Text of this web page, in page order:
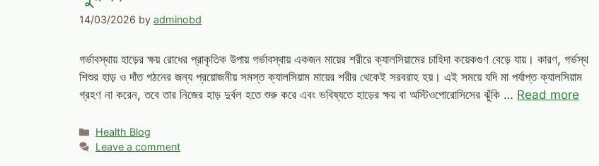
14/03/2026 by adminobd
গর্ভাবস্থায় হাড়ের ক্ষয় রোধের প্রাকৃতিক উপায় গর্ভাবস্থায় একজন মায়ের শরীরে ক্যালসিয়ামের চাহিদা কয়েকগুণ বেড়ে যায়। কারণ, গর্ভস্থ
শিশুর হাড় ও দাঁত গঠনের জন্য প্রয়োজনীয় সমস্ত ক্যালসিয়াম মায়ের শরীর থেকেই সরবরাহ হয়। এই সময়ে যদি মা পর্যাপ্ত ক্যালসিয়াম
গ্রহণ না করেন, তবে তার নিজের হাড় দুর্বল হতে শুরু করে এবং ভবিষ্যতে হাড়ের ক্ষয় বা অস্টিওপোরোসিসের ঝুঁকি … Read more
Categories
Health Blog
Leave a comment